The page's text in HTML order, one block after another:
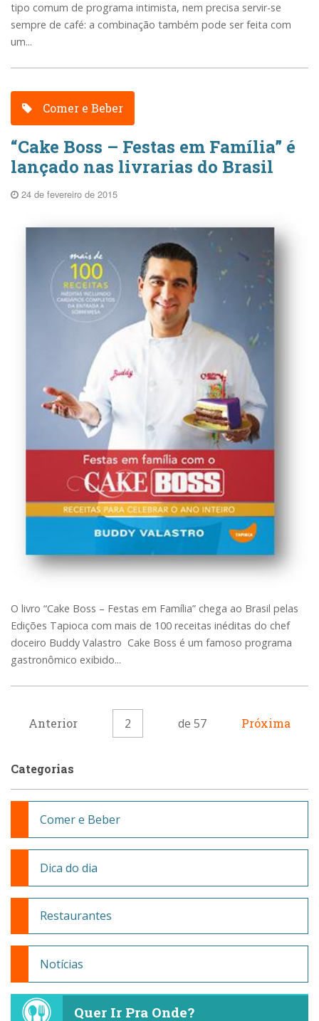
tipo comum de programa intimista, nem precisa servir-se
sempre de café: a combinação também pode ser feita com
um...
Comer e Beber
“Cake Boss – Festas em Família” é
lançado nas livrarias do Brasil
24 de fevereiro de 2015
O livro “Cake Boss – Festas em Família” chega ao Brasil pelas
Edições Tapioca com mais de 100 receitas inéditas do chef
doceiro Buddy Valastro Cake Boss é um famoso programa
gastronômico exibido...
Anterior 2 de 57 Próxima
Categorias
Comer e Beber
Dica do dia
Restaurantes
Notícias
Quer Ir Pra Onde?